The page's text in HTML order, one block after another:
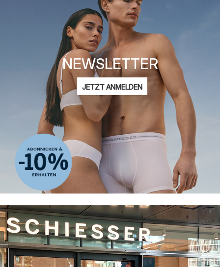
NEWSLETTER
E-
Mail-
JETZT ANMELDEN
Ich bin interessiert an:
Damenmode
Herrenmode
Kindermode
ADIDAS
Datenschutzerklärung